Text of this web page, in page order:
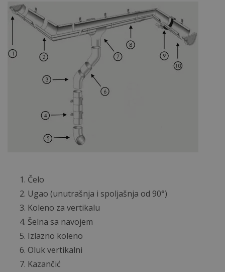
Čelo
Ugao (unutrašnja i spoljašnja od 90°)
Koleno za vertikalu
Šelna sa navojem
Izlazno koleno
Oluk vertikalni
Kazančić